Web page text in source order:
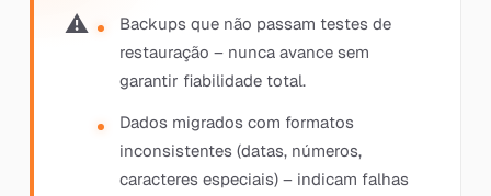
Backups que não passam testes de
restauração – nunca avance sem
garantir fiabilidade total.
Dados migrados com formatos
inconsistentes (datas, números,
caracteres especiais) – indicam falhas